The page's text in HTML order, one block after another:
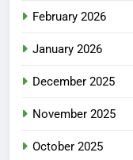
February 2026
January 2026
December 2025
November 2025
October 2025